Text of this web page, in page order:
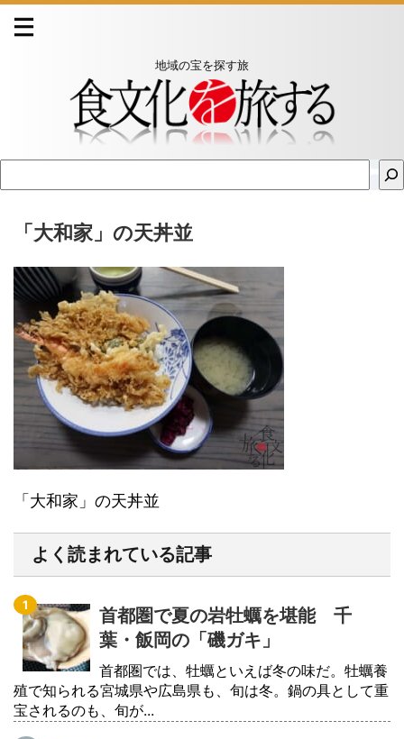
地域の宝を探す旅
「大和家」の天丼並
「大和家」の天丼並
よく読まれている記事
首都圏で夏の岩牡蠣を堪能 千
葉・飯岡の「磯ガキ」
首都圏では、牡蠣といえば冬の味だ。牡蠣養
殖で知られる宮城県や広島県も、旬は冬。鍋の具として重
宝されるのも、旬が...